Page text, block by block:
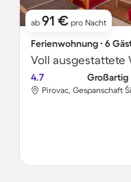
ab 91 € pro Nacht
Ferienwohnung ∙ 6
4.7 Großartig
Pirovac, Gespanschaft